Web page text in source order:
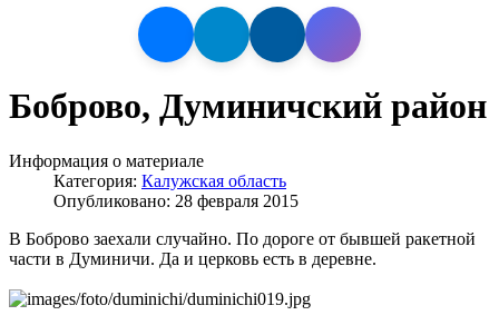
Боброво, Думиничский район
Информация о материале
Категория: Калужская область
Опубликовано: 28 февраля 2015
В Боброво заехали случайно. По дороге от бывшей ракетной
части в Думиничи. Да и церковь есть в деревне.